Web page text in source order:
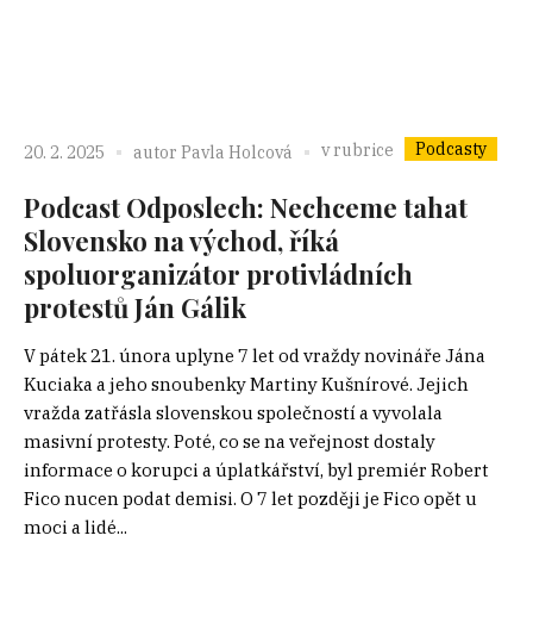
20. 2. 2025 autor Pavla Holcová v rubrice Podcasty
Podcast Odposlech: Nechceme tahat
Slovensko na východ, říká
spoluorganizátor protivládních
protestů Ján Gálik
V pátek 21. února uplyne 7 let od vraždy novináře Jána
Kuciaka a jeho snoubenky Martiny Kušnírové. Jejich
vražda zatřásla slovenskou společností a vyvolala
masivní protesty. Poté, co se na veřejnost dostaly
informace o korupci a úplatkářství, byl premiér Robert
Fico nucen podat demisi. O 7 let později je Fico opět u
moci a lidé...